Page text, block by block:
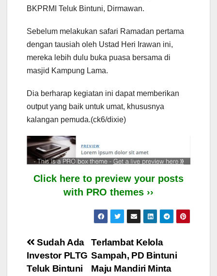
BKPRMI Teluk Bintuni, Dirmawan.
Sebelum melakukan safari Ramadan pertama
dengan tausiah oleh Ustad Heri Irawan ini,
mereka lebih dulu buka puasa bersama di
masjid Kampung Lama.
Dia berharap kegiatan ini dapat memberikan
output yang baik untuk umat, khususnya
kalangan pemuda.(ck6/dixie)
Click here to preview your posts
with PRO themes ››
Post
navigation
Terlambat Kelola
Sampah, PD Bintuni
Maju Mandiri Minta
Sudah Ada
Investor PLTG
Teluk Bintuni